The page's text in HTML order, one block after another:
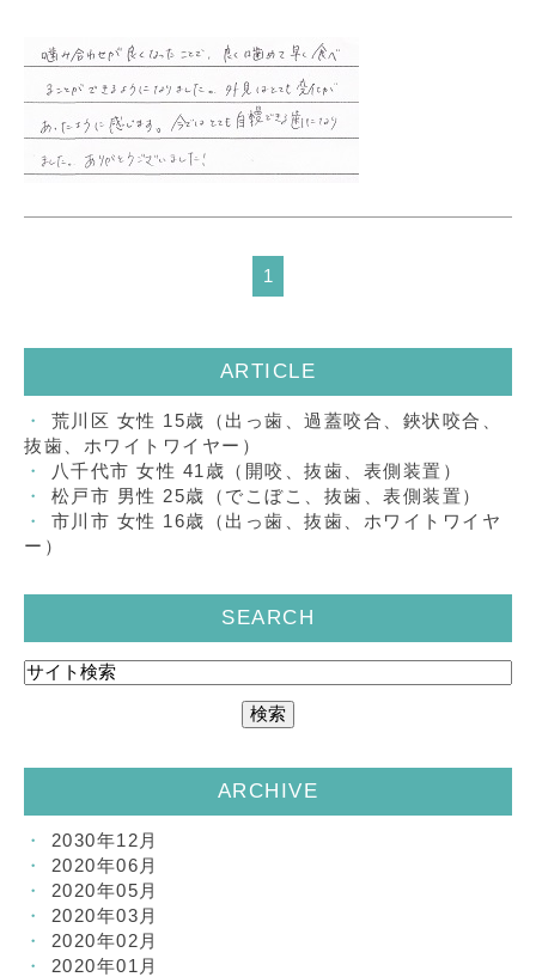
1
ARTICLE
荒川区 女性 15歳（出っ歯、過蓋咬合、鋏状咬合、
抜歯、ホワイトワイヤー）
八千代市 女性 41歳（開咬、抜歯、表側装置）
松戸市 男性 25歳（でこぼこ、抜歯、表側装置）
市川市 女性 16歳（出っ歯、抜歯、ホワイトワイヤ
ー）
SEARCH
ARCHIVE
2030年12月
2020年06月
2020年05月
2020年03月
2020年02月
2020年01月